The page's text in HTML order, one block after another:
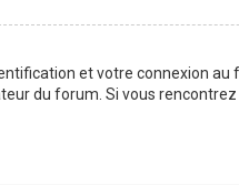
et votre connexion
du forum. Si vous